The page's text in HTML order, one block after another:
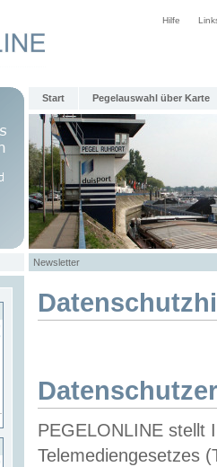
Hilfe
Start Pegelauswahl über Karte
Newsletter
PEGELONLINE stellt
Telemediengesetzes